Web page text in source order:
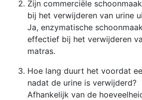
Zijn commerciële
bij het verwijderen van urine
Ja, enzymatische
effectief bij het verwijderen
matras.
Hoe lang duurt het voordat
nadat de urine is verwijderd?
Afhankelijk van de